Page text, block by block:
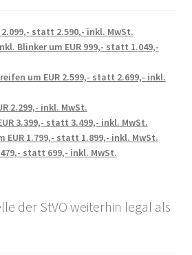
2.099,- statt 2.590,- inkl. MwSt.
Blinker um EUR 999,- statt 1.049,-
um EUR 2.599,- statt 2.699,- inkl.
2.299,- inkl. MwSt.
3.399,- statt 3.499,- inkl. MwSt.
EUR 1.799,- statt 1.899,- inkl. MwSt.
statt 699,- inkl. MwSt.
der StVO weiterhin legal als